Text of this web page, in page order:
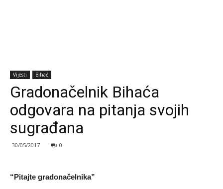
Vijesti Bihać
Gradonačelnik Bihaća
odgovara na pitanja svojih
sugrađana
30/05/2017 0
“Pitajte gradonačelnika”